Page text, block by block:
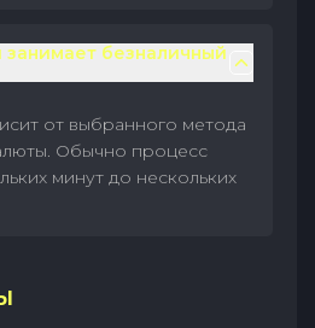
безналичный
от выбранного метода
Обычно процесс
минут до нескольких